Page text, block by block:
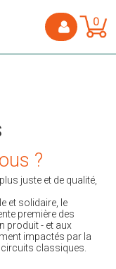
0
?
juste et de qualité,
et solidaire, le
première des
produit - et aux
impactés par la
classiques.